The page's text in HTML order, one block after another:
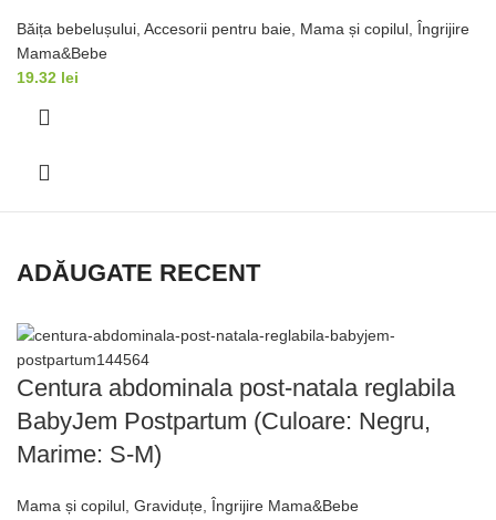
Băița bebelușului Accesorii pentru baie Mama și copilul Îngrijire
Mama&Bebe
19.32 lei
ADĂUGATE RECENT
Centura abdominala post-natala reglabila
BabyJem Postpartum (Culoare: Negru,
Marime: S-M)
Mama și copilul Graviduțe Îngrijire Mama&Bebe